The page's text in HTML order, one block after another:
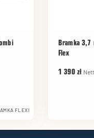
FLEXI
Bramka 3,7
Flex
1 390 zł